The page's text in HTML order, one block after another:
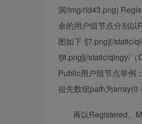
洞/img/rId43.png)
余的用户组节点分别以
图如下 ![7.png](/static/
![8.png](/static/qingy/
Public用户组节点举例
祖先数组path为array(0
再以Registered、